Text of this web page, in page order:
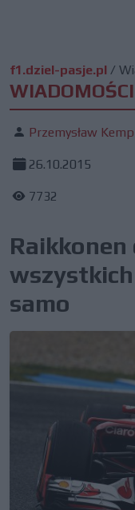
f1.dziel-pasje.pl /
WIADOMOŚCI
Przemysław
26.10.2015
7732
Raikkonen
samo